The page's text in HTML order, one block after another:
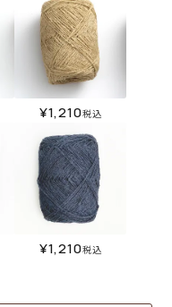
¥1,210税込
¥1,210税込